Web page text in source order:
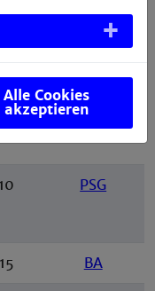
WMG1
5 WMG2
10 PSG
15 BA
Alle Cookies
akzeptieren